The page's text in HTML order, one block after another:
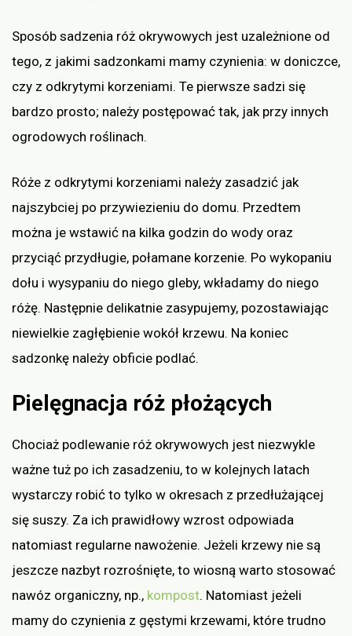
Sposób sadzenia róż okrywowych jest uzależnione od
tego, z jakimi sadzonkami mamy czynienia: w doniczce,
czy z odkrytymi korzeniami. Te pierwsze sadzi się
bardzo prosto; należy postępować tak, jak przy innych
ogrodowych roślinach.
Róże z odkrytymi korzeniami należy zasadzić jak
najszybciej po przywiezieniu do domu. Przedtem
można je wstawić na kilka godzin do wody oraz
przyciąć przydługie, połamane korzenie. Po wykopaniu
dołu i wysypaniu do niego gleby, wkładamy do niego
różę. Następnie delikatnie zasypujemy, pozostawiając
niewielkie zagłębienie wokół krzewu. Na koniec
sadzonkę należy obficie podlać.
Pielęgnacja róż płożących
Chociaż podlewanie róż okrywowych jest niezwykle
ważne tuż po ich zasadzeniu, to w kolejnych latach
wystarczy robić to tylko w okresach z przedłużającej
się suszy. Za ich prawidłowy wzrost odpowiada
natomiast regularne nawożenie. Jeżeli krzewy nie są
jeszcze nazbyt rozrośnięte, to wiosną warto stosować
nawóz organiczny, np., kompost. Natomiast jeżeli
mamy do czynienia z gęstymi krzewami, które trudno